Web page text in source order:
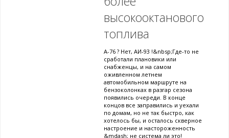
высокооктанового
топлива
А-76 ? Нет, АИ-93 !&nbsp;Где-то не
сработали плановики или
снабженцы, и на самом
оживленном летнем
автомобильном маршруте на
бензоколонках в разгар сезона
появились очереди. В конце
концов все заправились и уехали
по домам, но не так быстро, как
хотелось бы, и осталось скверное
настроение и настороженность
&mdash; не система ли это!